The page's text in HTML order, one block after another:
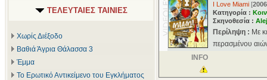
ΤΕΛΕΥΤΑΙΕΣ ΤΑΙΝΙΕΣ
Χωρίς Διέξοδο
Βαθιά Άγρια Θάλασσα 3
Έμμα
Το Ερωτικό Αντικείμενο του Εγκλήματος
I Love Miami [2006
Κατηγορία :
Σκηνοθεσία :
Περίληψη : Με
περασμένου
INFO